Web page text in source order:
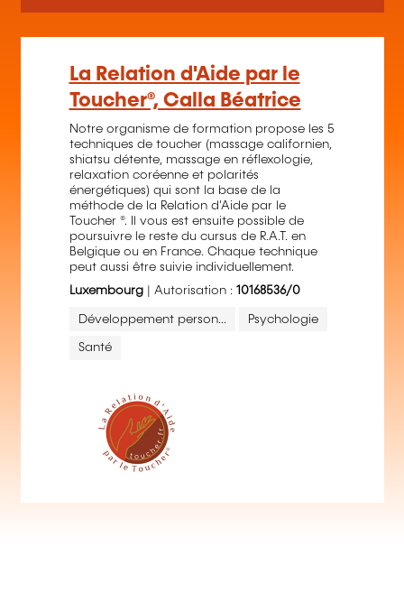
La Relation d'Aide par le
Toucher®, Calla Béatrice
Notre organisme de formation propose les 5
techniques de toucher (massage californien,
shiatsu détente, massage en réflexologie,
relaxation coréenne et polarités
énergétiques) qui sont la base de la
méthode de la Relation d'Aide par le
Toucher ®. Il vous est ensuite possible de
poursuivre le reste du cursus de R.A.T. en
Belgique ou en France. Chaque technique
peut aussi être suivie individuellement.
Luxembourg| Autorisation : 10168536/0
Développement person... Psychologie
Santé